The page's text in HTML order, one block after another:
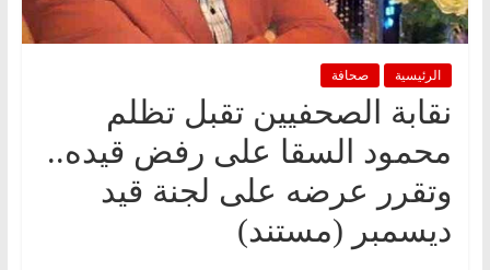
الرئيسية صحافة
نقابة الصحفيين تقبل تظلم
محمود السقا على رفض قيده..
وتقرر عرضه على لجنة قيد
ديسمبر (مستند)